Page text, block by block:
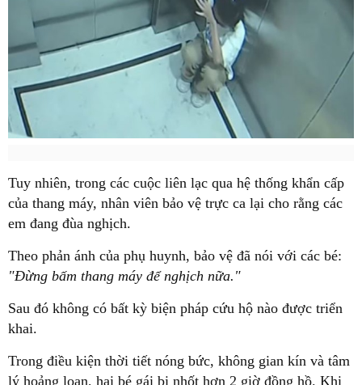
Tuy nhiên, trong các cuộc liên lạc qua hệ thống khẩn cấp
của thang máy, nhân viên bảo vệ trực ca lại cho rằng các
em đang đùa nghịch.
Theo phản ánh của phụ huynh, bảo vệ đã nói với các bé:
"Đừng bấm thang máy để nghịch nữa."
Sau đó không có bất kỳ biện pháp cứu hộ nào được triển
khai.
Trong điều kiện thời tiết nóng bức, không gian kín và tâm
lý hoảng loạn, hai bé gái bị nhốt hơn 2 giờ đồng hồ. Khi